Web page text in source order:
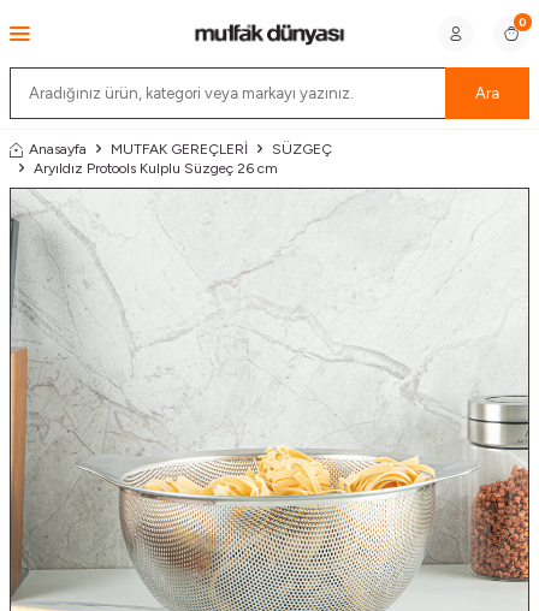
Ara
0
Anasayfa MUTFAK GEREÇLERİ
SÜZGEÇ
Aryıldız Protools Kulplu Süzgeç 26 cm